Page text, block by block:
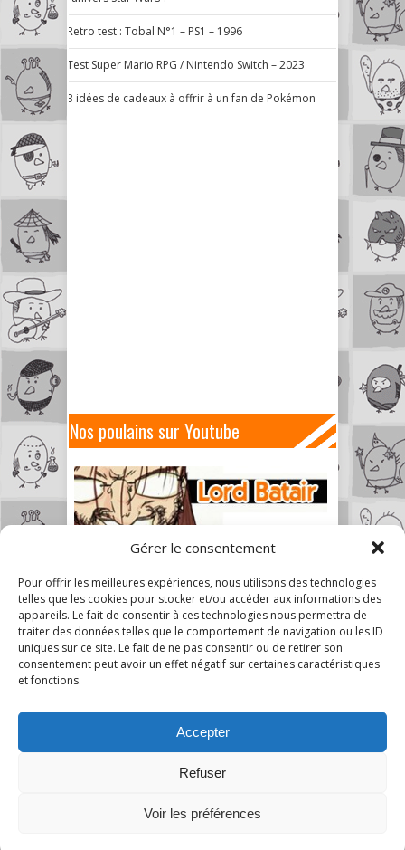
Gérer le consentement
Pour offrir les meilleures expériences, nous utilisons des technologies
telles que les cookies pour stocker et/ou accéder aux informations des
appareils. Le fait de consentir à ces technologies nous permettra de
traiter des données telles que le comportement de navigation ou les ID
uniques sur ce site. Le fait de ne pas consentir ou de retirer son
consentement peut avoir un effet négatif sur certaines caractéristiques
et fonctions.
Accepter
Refuser
Voir les préférences
Retro test : Tobal N°1 – PS1 – 1996
Test Super Mario RPG / Nintendo Switch – 2023
3 idées de cadeaux à offrir à un fan de Pokémon
Nos poulains sur Youtube